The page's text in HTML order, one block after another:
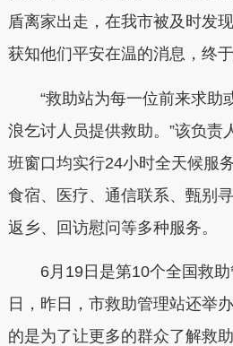
盾离家出走，在我市被及时发
获知他们平安在温的消息，终于
“救助站为每一位前来求助
浪乞讨人员提供救助。”该负责
班窗口均实行24小时全天候服
食宿、医疗、通信联系、甄别
返乡、回访慰问等多种服务。
6月19日是第10个全国救助
日，昨日，市救助管理站还举
的是为了让更多的群众了解救